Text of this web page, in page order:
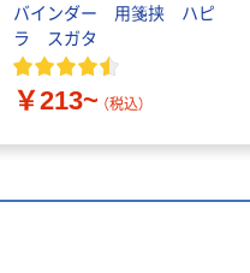
バインダー 用箋挟 ハピ
ラ スガタ
￥213~ （税込）